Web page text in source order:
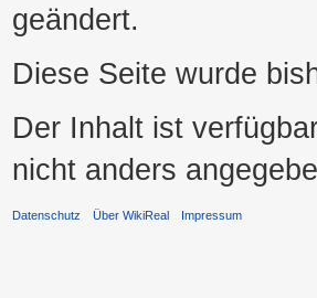
geändert.
Diese Seite wurde
Der Inhalt ist
nicht anders
Datenschutz Über WikiReal Impressum